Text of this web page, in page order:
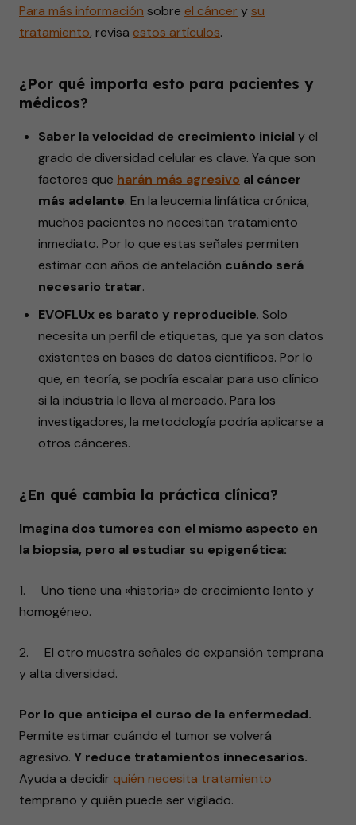
Para más información sobre el cáncer ysu
tratamiento, revisa estos artículos.
¿Por qué importa esto para pacientes y
médicos?
Saber la velocidad de crecimiento inicial y el
grado de diversidad celular es clave. Ya que son
factores que harán más agresivo al cáncer
más adelante. En la leucemia linfática crónica,
muchos pacientes no necesitan tratamiento
inmediato. Por lo que estas señales permiten
estimar con años de antelación cuándo será
necesario tratar.
EVOFLUx es barato y reproducible. Solo
necesita un perfil de etiquetas, que ya son datos
existentes en bases de datos científicos. Por lo
que, en teoría, se podría escalar para uso clínico
si la industria lo lleva al mercado. Para los
investigadores, la metodología podría aplicarse a
otros cánceres.
¿En qué cambia la práctica clínica?
Imagina dos tumores con el mismo aspecto en
la biopsia, pero al estudiar su epigenética:
1. Uno tiene una «historia» de crecimiento lento y
homogéneo.
2. El otro muestra señales de expansión temprana
y alta diversidad.
Por lo que anticipa el curso de la enfermedad.
Permite estimar cuándo el tumor se volverá
agresivo. Y reduce tratamientos innecesarios.
Ayuda a decidir quién necesita tratamiento
temprano y quién puede ser vigilado.